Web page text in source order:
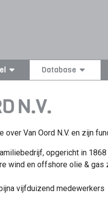
Database
N.V.
over Van Oord N.V. en zijn
opgericht in 1868
wind en offshore olie & gas
vijfduizend medewerkers